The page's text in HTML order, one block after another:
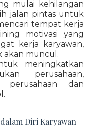
mulai kehilangan
jalan pintas untuk
tempat kerja
motivasi yang
kerja karyawan,
akan muncul.
meningkatkan
perusahaan,
perusahaan dan
Diri Karyawan